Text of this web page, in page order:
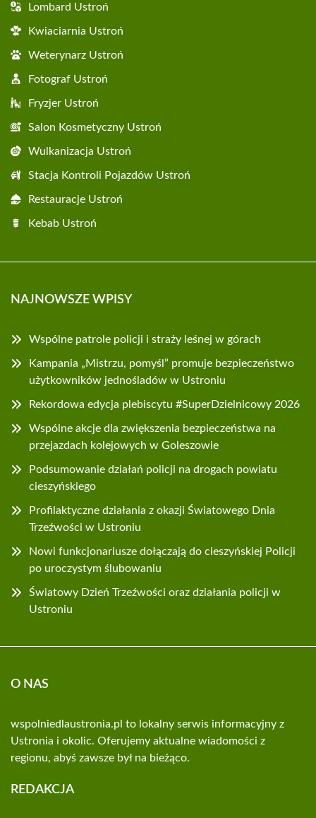
Lombard Ustroń
Kwiaciarnia Ustroń
Weterynarz Ustroń
Fotograf Ustroń
Fryzjer Ustroń
Salon Kosmetyczny Ustroń
Wulkanizacja Ustroń
Stacja Kontroli Pojazdów Ustroń
Restauracje Ustroń
Kebab Ustroń
NAJNOWSZE WPISY
Wspólne patrole policji i straży leśnej w górach
Kampania „Mistrzu, pomyśl” promuje bezpieczeństwo
użytkowników jednośladów w Ustroniu
Rekordowa edycja plebiscytu #SuperDzielnicowy 2026
Wspólne akcje dla zwiększenia bezpieczeństwa na
przejazdach kolejowych w Goleszowie
Podsumowanie działań policji na drogach powiatu
cieszyńskiego
Profilaktyczne działania z okazji Światowego Dnia
Trzeźwości w Ustroniu
Nowi funkcjonariusze dołączają do cieszyńskiej Policji
po uroczystym ślubowaniu
Światowy Dzień Trzeźwości oraz działania policji w
Ustroniu
O NAS
wspolniedlaustronia.pl to lokalny serwis informacyjny z
Ustronia i okolic. Oferujemy aktualne wiadomości z
regionu, abyś zawsze był na bieżąco.
REDAKCJA